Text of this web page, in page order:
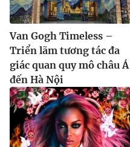
Van Gogh Timeless –
Triển lãm tương tác đa
giác quan quy mô châu Á
đến Hà Nội